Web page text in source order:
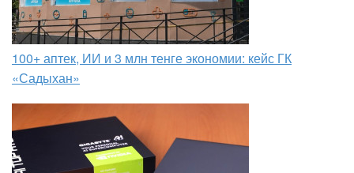
100+ аптек, ИИ и 3 млн тенге экономии: кейс ГК
«Садыхан»